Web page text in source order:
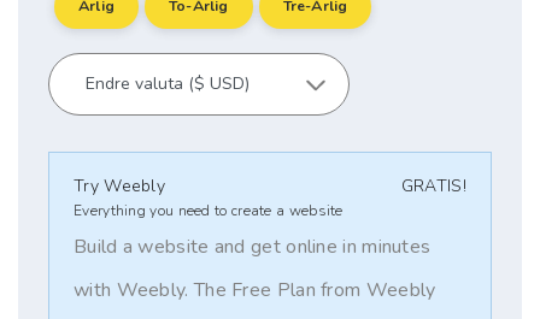
Årlig To-Årlig Tre-Årlig
GRATIS!
Try Weebly
Everything you need to create a website
Build a website and get online in minutes
with Weebly. The Free Plan from Weebly